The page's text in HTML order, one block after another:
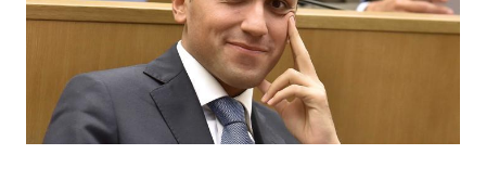
Casa
Cucina e Ricette
Consigli di Cucina